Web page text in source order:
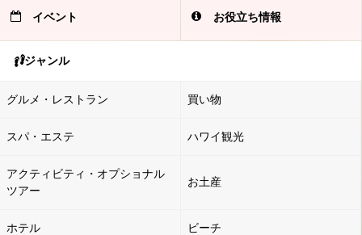
イベント お役立ち情報
ジャンル
グルメ・レストラン 買い物
スパ・エステ ハワイ観光
アクティビティ・オプショナル
ツアー
お土産
ホテル ビーチ